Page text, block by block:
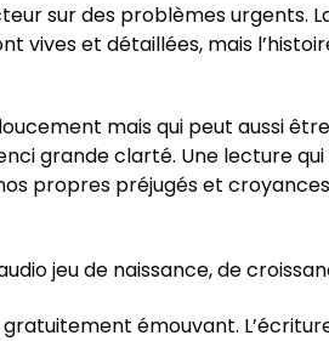
sur des problèmes
vives et détaillées, mais
mais qui peut aussi
grande clarté. Une lecture
propres préjugés et
jeu de naissance, de
émouvant.